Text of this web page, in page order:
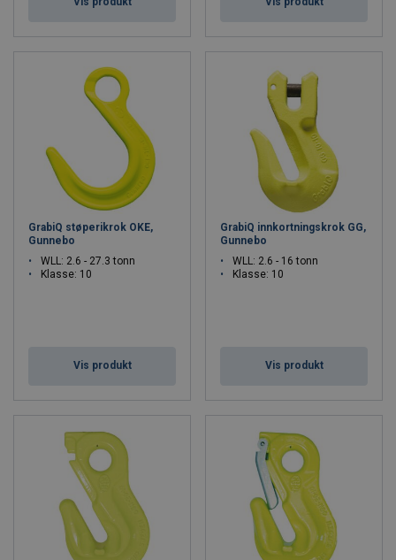
GrabiQ støperikrok OKE,
Gunnebo
WLL: 2.6 - 27.3 tonn
Klasse: 10
Vis produkt
GrabiQ innkortningskrok GG,
Gunnebo
WLL: 2.6 - 16 tonn
Klasse: 10
Vis produkt